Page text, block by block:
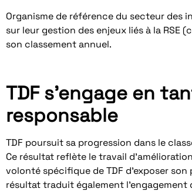
Organisme de référence du secteur des
sur leur gestion des enjeux liés à la RSE
son classement annuel.
TDF s’engage en
responsable
TDF poursuit sa progression dans le
Ce résultat reflète le travail
volonté spécifique de TDF d’exposer
résultat traduit également l’engagement